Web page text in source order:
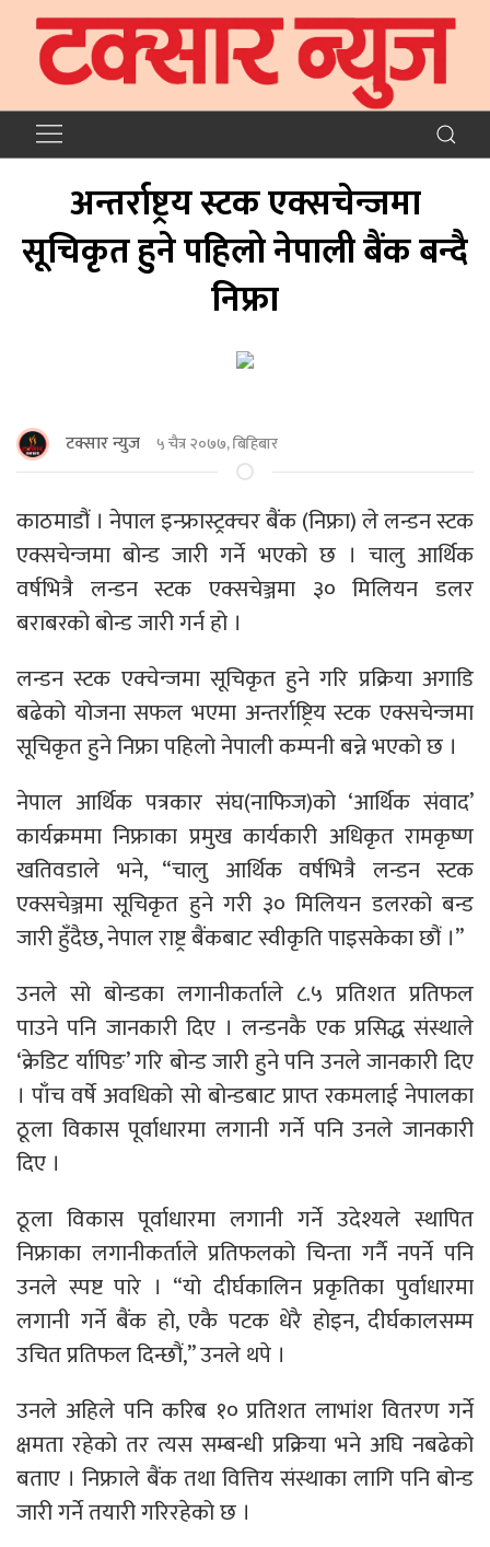
अन्तर्राष्ट्रय स्टक एक्सचेन्जमा
सूचिकृत हुने पहिलो नेपाली बैंक बन्दै
निफ्रा
टक्सार न्युज ५ चैत्र २०७७, बिहिबार
काठमाडौं । नेपाल इन्फ्रास्ट्रक्चर बैंक (निफ्रा) ले लन्डन स्टक
एक्सचेन्जमा बोन्ड जारी गर्ने भएको छ । चालु आर्थिक
वर्षभित्रै लन्डन स्टक एक्सचेञ्जमा ३० मिलियन डलर
बराबरको बोन्ड जारी गर्न हो ।
लन्डन स्टक एक्चेन्जमा सूचिकृत हुने गरि प्रक्रिया अगाडि
बढेको योजना सफल भएमा अन्तर्राष्ट्रिय स्टक एक्सचेन्जमा
सूचिकृत हुने निफ्रा पहिलो नेपाली कम्पनी बन्ने भएको छ ।
नेपाल आर्थिक पत्रकार संघ(नाफिज)को ‘आर्थिक संवाद’
कार्यक्रममा निफ्राका प्रमुख कार्यकारी अधिकृत रामकृष्ण
खतिवडाले भने, “चालु आर्थिक वर्षभित्रै लन्डन स्टक
एक्सचेञ्जमा सूचिकृत हुने गरी ३० मिलियन डलरको बन्ड
जारी हुँदैछ, नेपाल राष्ट्र बैंकबाट स्वीकृति पाइसकेका छौं ।”
उनले सो बोन्डका लगानीकर्ताले ८.५ प्रतिशत प्रतिफल
पाउने पनि जानकारी दिए । लन्डनकै एक प्रसिद्ध संस्थाले
‘क्रेडिट र्यापिङ’ गरि बोन्ड जारी हुने पनि उनले जानकारी दिए
। पाँच वर्षे अवधिको सो बोन्डबाट प्राप्त रकमलाई नेपालका
ठूला विकास पूर्वाधारमा लगानी गर्ने पनि उनले जानकारी
दिए ।
ठूला विकास पूर्वाधारमा लगानी गर्ने उदेश्यले स्थापित
निफ्राका लगानीकर्ताले प्रतिफलको चिन्ता गर्नै नपर्ने पनि
उनले स्पष्ट पारे । “यो दीर्घकालिन प्रकृतिका पुर्वाधारमा
लगानी गर्ने बैंक हो, एकै पटक धेरै होइन, दीर्घकालसम्म
उचित प्रतिफल दिन्छौं,” उनले थपे ।
उनले अहिले पनि करिब १० प्रतिशत लाभांश वितरण गर्ने
क्षमता रहेको तर त्यस सम्बन्धी प्रक्रिया भने अघि नबढेको
बताए । निफ्राले बैंक तथा वित्तिय संस्थाका लागि पनि बोन्ड
जारी गर्ने तयारी गरिरहेको छ ।